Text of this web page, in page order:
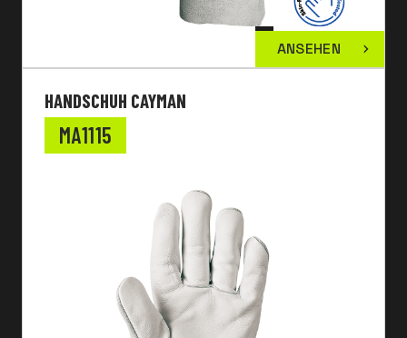
ANSEHEN
HANDSCHUH CAYMAN
MA1115